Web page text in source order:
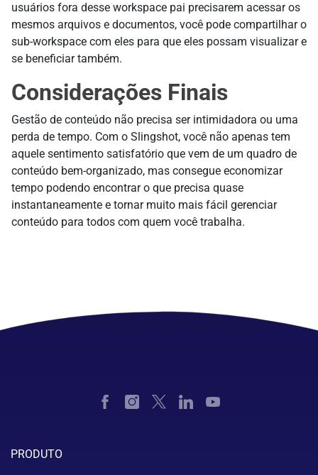
usuários fora desse workspace pai precisarem acessar os
mesmos arquivos e documentos, você pode compartilhar o
sub-workspace com eles para que eles possam visualizar e
se beneficiar também.
Considerações Finais
Gestão de conteúdo não precisa ser intimidadora ou uma
perda de tempo. Com o Slingshot, você não apenas tem
aquele sentimento satisfatório que vem de um quadro de
conteúdo bem-organizado, mas consegue economizar
tempo podendo encontrar o que precisa quase
instantaneamente e tornar muito mais fácil gerenciar
conteúdo para todos com quem você trabalha.
PRODUTO